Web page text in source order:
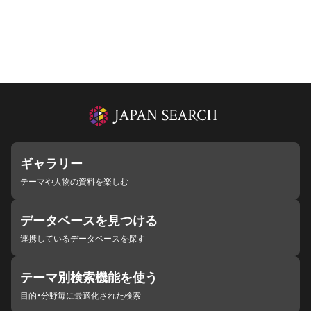
ギャラリー
テーマや人物の資料を楽しむ
データベースを見つける
連携しているデータベースを探す
テーマ別検索機能を使う
目的・分野毎に最適化された検索